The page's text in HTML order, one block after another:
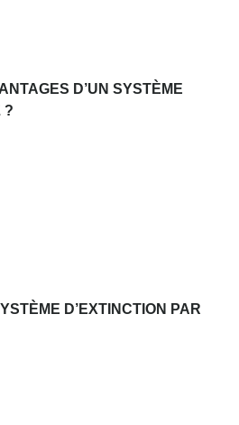
D’UN SYSTÈME
?
D’EXTINCTION PAR